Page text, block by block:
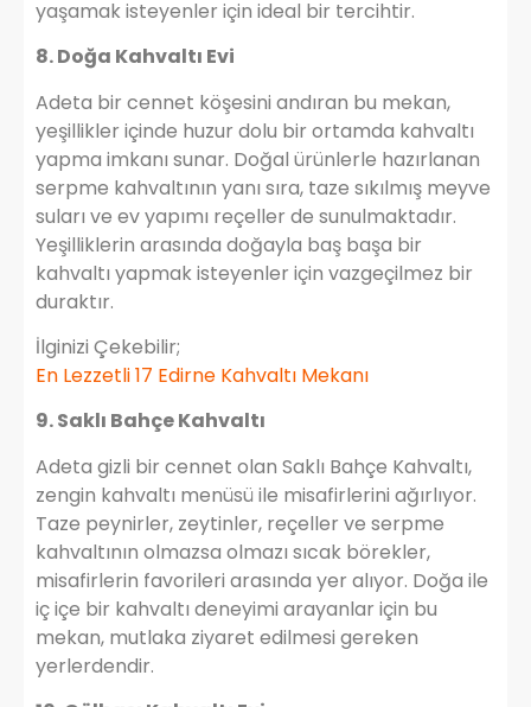
yaşamak isteyenler için ideal bir tercihtir.
8. Doğa Kahvaltı Evi
Adeta bir cennet köşesini andıran bu mekan,
yeşillikler içinde huzur dolu bir ortamda kahvaltı
yapma imkanı sunar. Doğal ürünlerle hazırlanan
serpme kahvaltının yanı sıra, taze sıkılmış meyve
suları ve ev yapımı reçeller de sunulmaktadır.
Yeşilliklerin arasında doğayla baş başa bir
kahvaltı yapmak isteyenler için vazgeçilmez bir
duraktır.
İlginizi Çekebilir;
En Lezzetli 17 Edirne Kahvaltı Mekanı
9. Saklı Bahçe Kahvaltı
Adeta gizli bir cennet olan Saklı Bahçe Kahvaltı,
zengin kahvaltı menüsü ile misafirlerini ağırlıyor.
Taze peynirler, zeytinler, reçeller ve serpme
kahvaltının olmazsa olmazı sıcak börekler,
misafirlerin favorileri arasında yer alıyor. Doğa ile
iç içe bir kahvaltı deneyimi arayanlar için bu
mekan, mutlaka ziyaret edilmesi gereken
yerlerdendir.